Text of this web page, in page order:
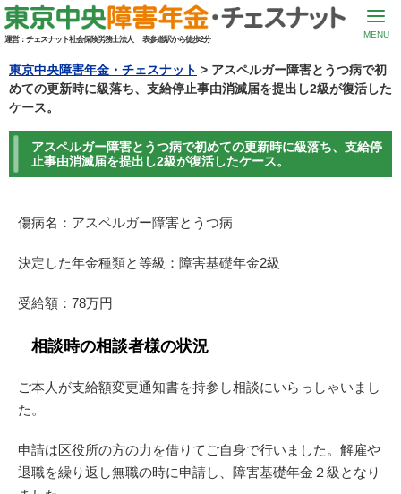
運営： チェスナット社会保険労務士法人 表参道駅から徒歩2分
MENU
東京中央障害年金・チェスナット > アスペルガー障害とうつ病で初
めての更新時に級落ち、支給停止事由消滅届を提出し2級が復活した
ケース。
アスペルガー障害とうつ病で初めての更新時に級落ち、支給停
止事由消滅届を提出し2級が復活したケース。
傷病名：アスペルガー障害とうつ病
決定した年金種類と等級：障害基礎年金2級
受給額：78万円
相談時の相談者様の状況
ご本人が支給額変更通知書を持参し相談にいらっしゃいまし
た。
申請は区役所の方の力を借りてご自身で行いました。解雇や
退職を繰り返し無職の時に申請し、障害基礎年金２級となり